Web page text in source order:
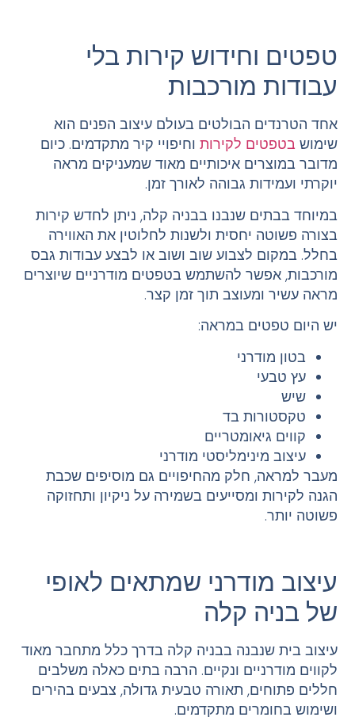
טפטים וחידוש קירות בלי
עבודות מורכבות
אחד הטרנדים הבולטים בעולם עיצוב הפנים הוא
שימושבטפטים לקירותוחיפויי קיר מתקדמים. כיום
מדובר במוצרים איכותיים מאוד שמעניקים מראה
יוקרתי ועמידות גבוהה לאורך זמן.
במיוחד בבתים שנבנו בבניה קלה, ניתן לחדש קירות
בצורה פשוטה יחסית ולשנות לחלוטין את האווירה
בחלל. במקום לצבוע שוב ושוב או לבצע עבודות גבס
מורכבות, אפשר להשתמש בטפטים מודרניים שיוצרים
מראה עשיר ומעוצב תוך זמן קצר.
יש היום טפטים במראה:
בטון מודרני
עץ טבעי
שיש
טקסטורות בד
קווים גיאומטריים
עיצוב מינימליסטי מודרני
מעבר למראה, חלק מהחיפויים גם מוסיפים שכבת
הגנה לקירות ומסייעים בשמירה על ניקיון ותחזוקה
פשוטה יותר.
עיצוב מודרני שמתאים לאופי
של בניה קלה
עיצוב בית שנבנה בבניה קלה בדרך כלל מתחבר מאוד
לקווים מודרניים ונקיים. הרבה בתים כאלה משלבים
חללים פתוחים, תאורה טבעית גדולה, צבעים בהירים
ושימוש בחומרים מתקדמים.